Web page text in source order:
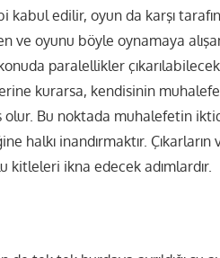
kabul edilir, oyun da karşı
ve oyunu böyle oynamaya
paralellikler
kurarsa, kendisinin
olur. Bu noktada muhalefetin
halkı inandırmaktır. Çıkarların
ikna edecek adımlardır.